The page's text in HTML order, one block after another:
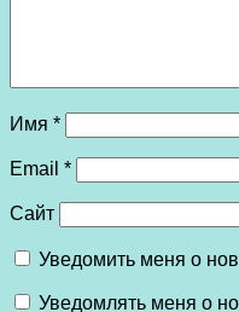
Имя *
Email *
Сайт
Уведомить меня о
Уведомлять меня о